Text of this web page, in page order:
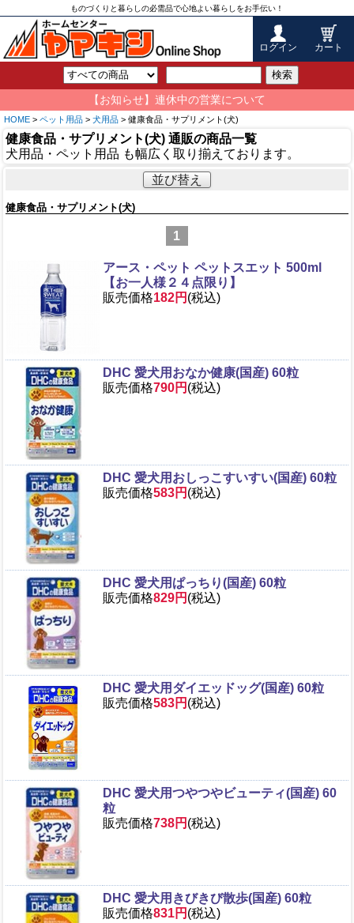
ものづくりと暮らしの必需品で心地よい暮らしをお手伝い！
ログイン カート
検索
【お知らせ】連休中の営業について
HOME > ペット用品 > 犬用品 > 健康食品・サプリメント(犬)
健康食品・サプリメント(犬) 通販の商品一覧
犬用品・ペット用品 も幅広く取り揃えております。
並び替え
健康食品・サプリメント(犬)
1
アース・ペット ペットスエット 500ml
【お一人様２４点限り】
販売価格182円 (税込)
DHC 愛犬用おなか健康(国産) 60粒
販売価格790円 (税込)
DHC 愛犬用おしっこすいすい(国産) 60粒
販売価格583円 (税込)
DHC 愛犬用ぱっちり(国産) 60粒
販売価格829円 (税込)
DHC 愛犬用ダイエッドッグ(国産) 60粒
販売価格583円 (税込)
DHC 愛犬用つやつやビューティ(国産) 60
粒
販売価格738円 (税込)
DHC 愛犬用きびきび散歩(国産) 60粒
販売価格831円 (税込)